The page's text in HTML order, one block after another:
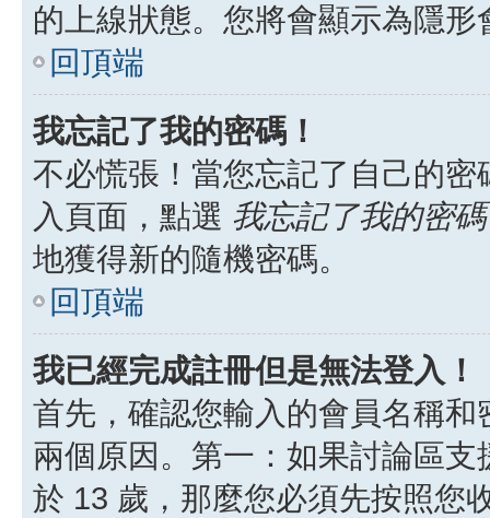
的上線狀態。您將會顯示為隱形
回頂端
我忘記了我的密碼！
不必慌張！當您忘記了自己的
入頁面，點選 我忘記了我的密碼
地獲得新的隨機密碼。
回頂端
我已經完成註冊但是無法登入！
首先，確認您輸入的會員名稱
兩個原因。第一：如果討論區
於 13 歲，那麼您必須先按照您